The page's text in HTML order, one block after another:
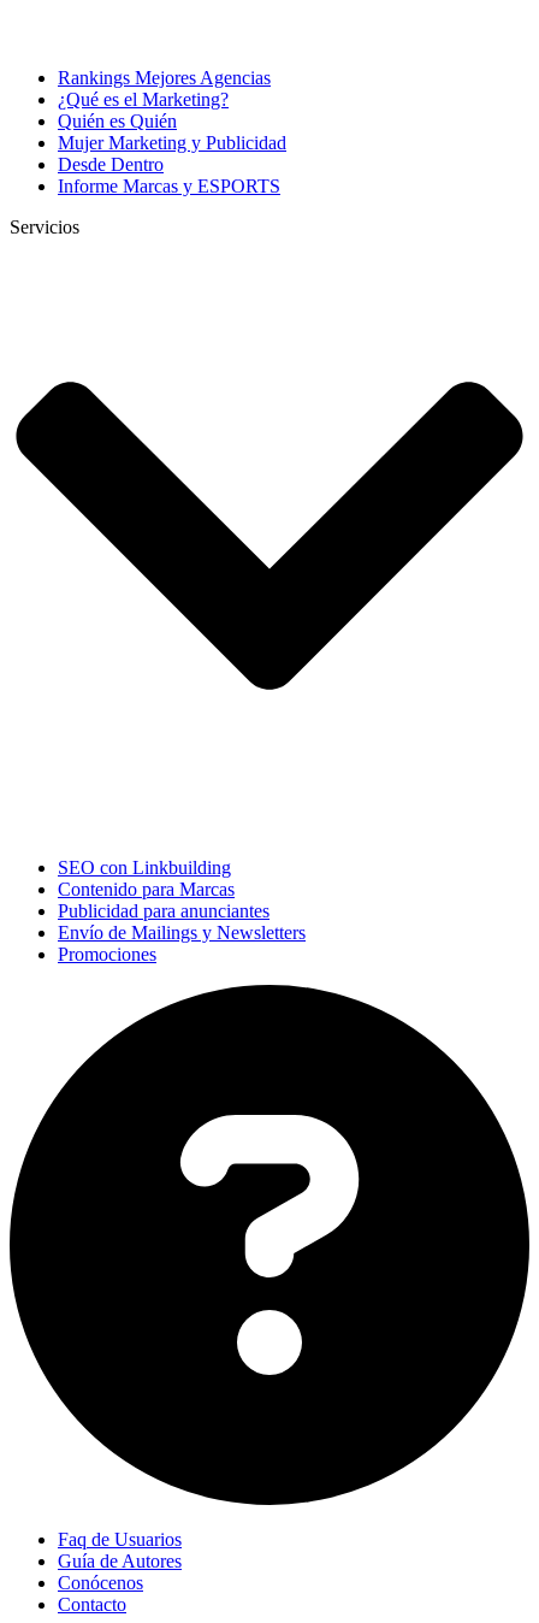
Rankings Mejores Agencias
¿Qué es el Marketing?
Quién es Quién
Mujer Marketing y Publicidad
Desde Dentro
Informe Marcas y ESPORTS
Servicios
SEO con Linkbuilding
Contenido para Marcas
Publicidad para anunciantes
Envío de Mailings y Newsletters
Promociones
Faq de Usuarios
Guía de Autores
Conócenos
Contacto